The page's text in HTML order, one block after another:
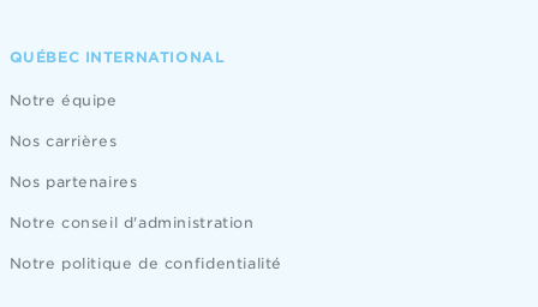
QUÉBEC INTERNATIONAL
Notre équipe
Nos carrières
Nos partenaires
Notre conseil d'administration
Notre politique de confidentialité